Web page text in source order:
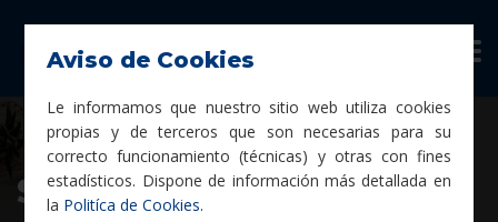
Aviso de Cookies
Le informamos que nuestro sitio web utiliza cookies
propias y de terceros que son necesarias para su
correcto funcionamiento (técnicas) y otras con fines
estadísticos. Dispone de información más detallada en
la Politíca de Cookies.
Seguridad Informática